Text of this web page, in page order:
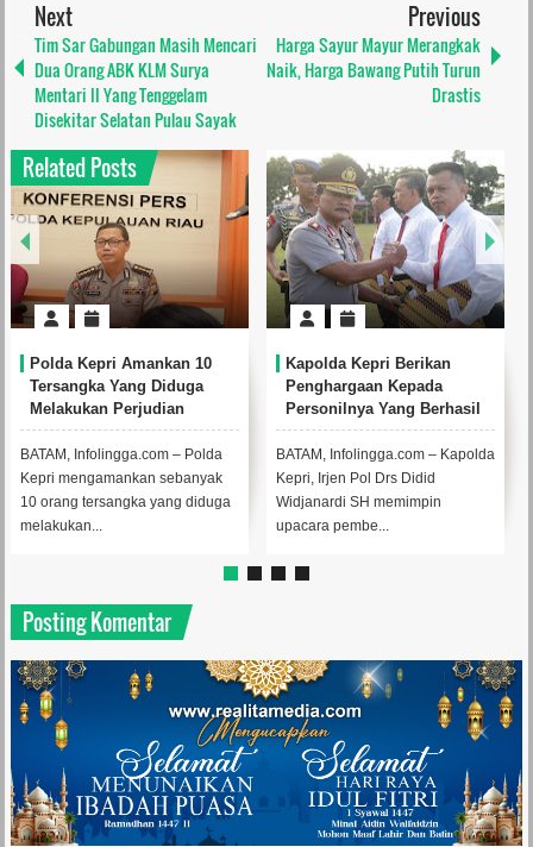
Next
Tim Sar Gabungan Masih Mencari
Dua Orang ABK KLM Surya
Mentari II Yang Tenggelam
Disekitar Selatan Pulau Sayak
Previous
Harga Sayur Mayur Merangkak
Naik, Harga Bawang Putih Turun
Drastis
Related Posts
Polda Kepri Amankan 10
Tersangka Yang Diduga
Melakukan Perjudian
Gelandang Permainan
Elektronik
BATAM, Infolingga.com – Polda
Kepri mengamankan sebanyak
10 orang tersangka yang diduga
melakukan...
Kapolda Kepri Berikan
Penghargaan Kepada
Personilnya Yang Berhasil
Ungkap Kasus Perjudian
Gelandang Permainan
Elektronik
BATAM, Infolingga.com – Kapolda
Kepri, Irjen Pol Drs Didid
Widjanardi SH memimpin
upacara pembe...
Posting Komentar